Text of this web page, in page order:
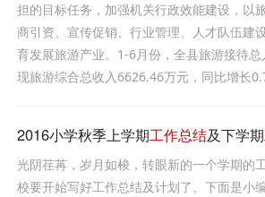
担的目标任务，加强机关行政效能建设，以
商引资、宣传促销、行业管理、人才队伍建
育发展旅游产业。1-6月份，全县旅游接待
现旅游综合总收入6626.46万元，同比增长
2016小学秋季上学期工作总结及下学期
光阴荏苒，岁月如梭，转眼新的一个学期的
校要开始写好工作总结及计划了。下面是小